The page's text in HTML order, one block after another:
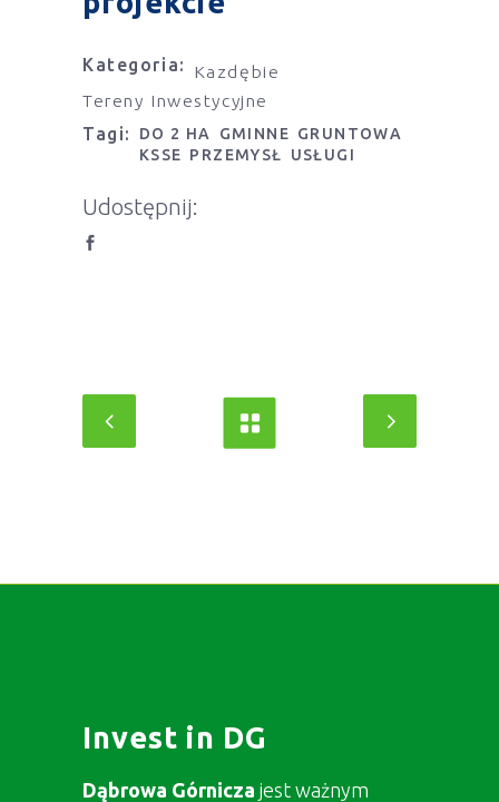
Kategoria:
Kazdębie
Tereny Inwestycyjne
Tagi:
DO 2 HA GMINNE GRUNTOWA
KSSE PRZEMYSŁ USŁUGI
Udostępnij:
Invest in DG
Dąbrowa Górnicza jest ważnym